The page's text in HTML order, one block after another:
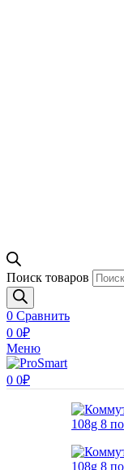
Поиск товаров
0 Сравнить
0 0₽
Меню
0 0₽